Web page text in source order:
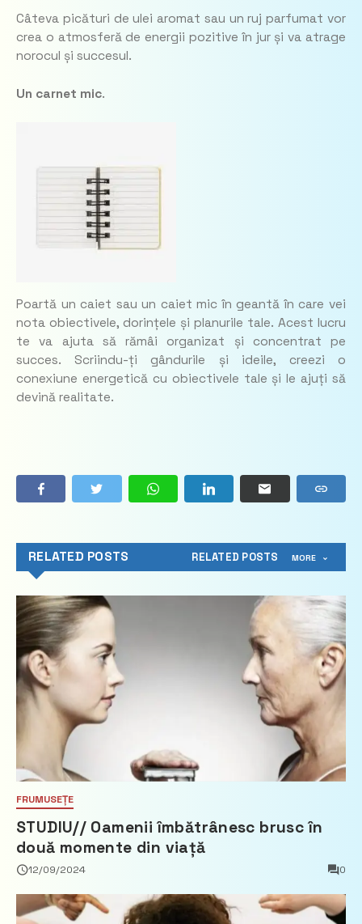
Câteva picături de ulei aromat sau un ruj parfumat vor
crea o atmosferă de energii pozitive în jur și va atrage
norocul și succesul.
Un carnet mic.
Poartă un caiet sau un caiet mic în geantă în care vei
nota obiectivele, dorințele și planurile tale. Acest lucru
te va ajuta să rămâi organizat și concentrat pe
succes. Scriindu-ți gândurile și ideile, creezi o
conexiune energetică cu obiectivele tale și le ajuți să
devină realitate.
RELATED POSTS RELATED POSTS MORE
FRUMUSEȚE
STUDIU// Oamenii îmbătrânesc brusc în
două momente din viață
12/09/2024 0